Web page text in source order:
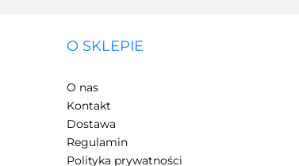
O SKLEPIE
O nas
Kontakt
Dostawa
Regulamin
Polityka prywatności